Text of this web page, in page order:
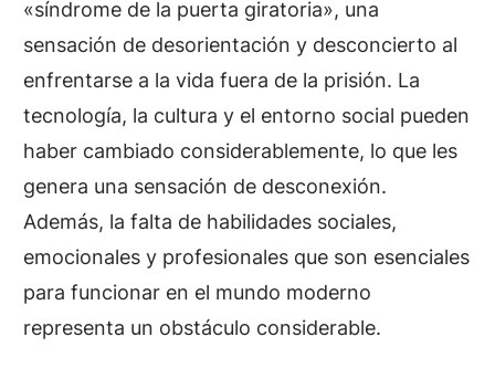
«síndrome de la puerta giratoria», una
sensación de desorientación y desconcierto al
enfrentarse a la vida fuera de la prisión. La
tecnología, la cultura y el entorno social pueden
haber cambiado considerablemente, lo que les
genera una sensación de desconexión.
Además, la falta de habilidades sociales,
emocionales y profesionales que son esenciales
para funcionar en el mundo moderno
representa un obstáculo considerable.